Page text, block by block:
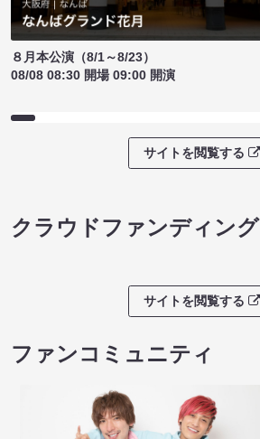
８月本公演（8/1～8/23）
08/08 08:30 開場 09:00 開演
サイトを閲覧する
クラウドファンディング
サイトを閲覧する
ファンコミュニティ